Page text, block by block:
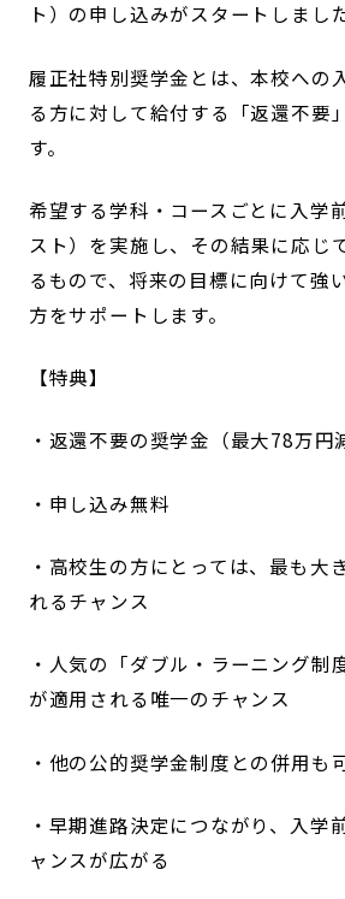
ト）の申し込みがスタートしました
履正社特別奨学金とは、本校への
る方に対して給付する「返還不要
す。
希望する学科・コースごとに入学
スト）を実施し、その結果に応じ
るもので、将来の目標に向けて強
方をサポートします。
【特典】
・返還不要の奨学金（最大78万円
・申し込み無料
・高校生の方にとっては、最も大
れるチャンス
・人気の「ダブル・ラーニング制
が適用される唯一のチャンス
・他の公的奨学金制度との併用も
・早期進路決定につながり、入学
ャンスが広がる